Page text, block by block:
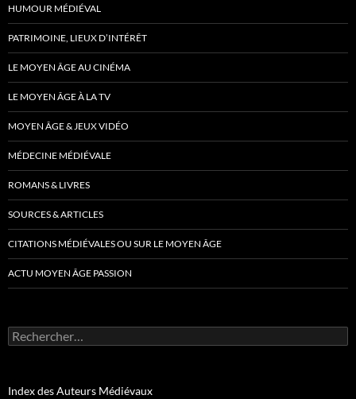
HUMOUR MÉDIÉVAL
PATRIMOINE, LIEUX D’INTÉRÊT
LE MOYEN ÂGE AU CINÉMA
LE MOYEN ÂGE À LA TV
MOYEN ÂGE & JEUX VIDÉO
MÉDECINE MÉDIÉVALE
ROMANS & LIVRES
SOURCES & ARTICLES
CITATIONS MÉDIÉVALES OU SUR LE MOYEN ÂGE
ACTU MOYEN ÂGE PASSION
Rechercher :
Index des Auteurs Médiévaux